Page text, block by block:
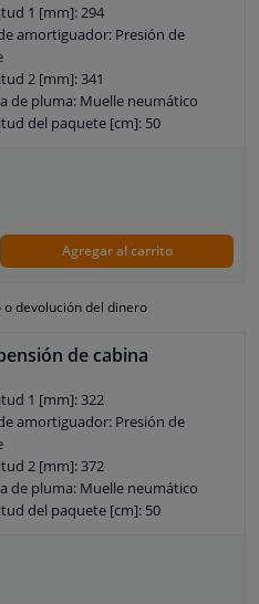
1 [mm]: 294
amortiguador: Presión de
2 [mm]: 341
de pluma: Muelle neumático
del paquete [cm]: 50
amortiguador
2 años
superior
parte inferior
2,69
Agregar al carrito
o devolución del dinero
de cabina
1 [mm]: 322
amortiguador: Presión de
2 [mm]: 372
de pluma: Muelle neumático
del paquete [cm]: 50